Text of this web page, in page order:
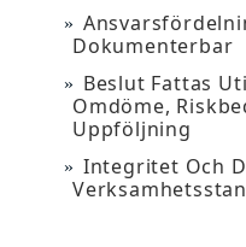
Dokumenterbar
Beslut Fattas
Omdöme,
Uppföljning
Integritet Och